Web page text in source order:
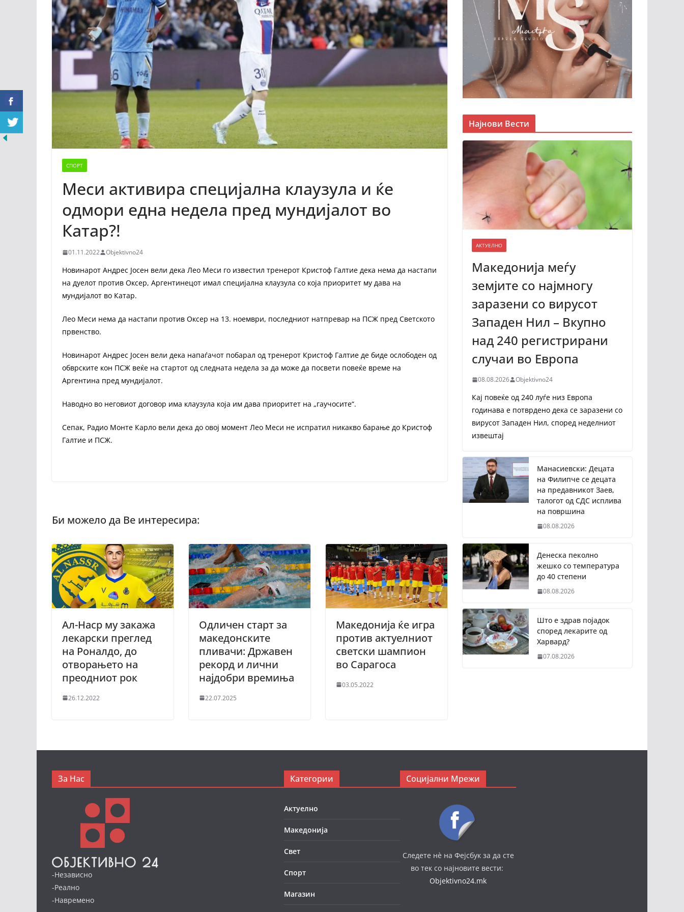
СПОРТ
Меси активира специјална клаузула и ќе
одмори една недела пред мундијалот во
Катар?!
01.11.2022 Objektivno24
Новинарот Андрес Јосен вели дека Лео Меси го известил тренерот Кристоф Галтие дека нема да настапи
на дуелот против Оксер, Аргентинецот имал специјална клаузула со која приоритет му дава на
мундијалот во Катар.
Лео Меси нема да настапи против Оксер на 13. ноември, последниот натпревар на ПСЖ пред Светското
првенство.
Новинарот Андрес Јосен вели дека напаѓачот побарал од тренерот Кристоф Галтие де биде ослободен од
обврските кон ПСЖ веќе на стартот од следната недела за да може да посвети повеќе време на
Аргентина пред мундијалот.
Наводно во неговиот договор има клаузула која им дава приоритет на „гаучосите“.
Сепак, Радио Монте Карло вели дека до овој момент Лео Меси не испратил никакво барање до Кристоф
Галтие и ПСЖ.
Ал-Наср му закажа
лекарски преглед
на Роналдо, до
отворањето на
преодниот рок
26.12.2022
Одличен старт за
македонските
пливачи: Државен
рекорд и лични
најдобри времиња
22.07.2025
Македонија ќе игра
против актуелниот
светски шампион
во Сарагоса
03.05.2022
Најнови Вести
АКТУЕЛНО
Македонија меѓу
земјите со најмногу
заразени со вирусот
Западен Нил – Вкупно
над 240 регистрирани
случаи во Европа
08.08.2026 Objektivno24
Кај повеќе од 240 луѓе низ Европа
годинава е потврдено дека се заразени со
вирусот Западен Нил, според неделниот
извештај
Манасиевски: Децата
на Филипче се децата
на предавникот Заев,
талогот од СДС исплива
на површина
08.08.2026
Денеска пеколно
жешко со температура
до 40 степени
08.08.2026
Што е здрав појадок
според лекарите од
Харвард?
07.08.2026
За Нас
-Независно
-Реално
-Навремено
Категории
Актуелно
Македонија
Свет
Спорт
Магазин
Социјални Мрежи
Следете нè на Фејсбук за да сте
во тек со најновите вести:
Objektivno24.mk